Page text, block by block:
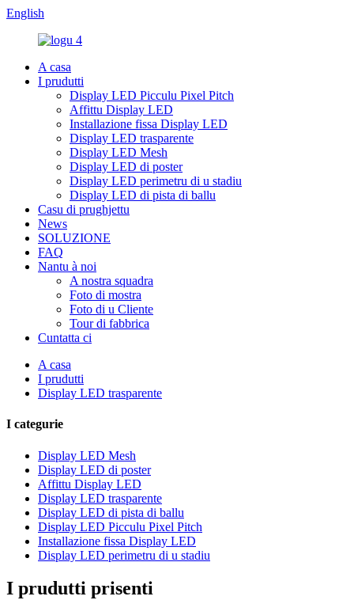
English
A casa
I prudutti
Display LED Picculu Pixel Pitch
Affittu Display LED
Installazione fissa Display LED
Display LED trasparente
Display LED Mesh
Display LED di poster
Display LED perimetru di u stadiu
Display LED di pista di ballu
Casu di prughjettu
News
SOLUZIONE
FAQ
Nantu à noi
A nostra squadra
Foto di mostra
Foto di u Cliente
Tour di fabbrica
Cuntatta ci
A casa
I prudutti
Display LED trasparente
I categurie
Display LED Mesh
Display LED di poster
Affittu Display LED
Display LED trasparente
Display LED di pista di ballu
Display LED Picculu Pixel Pitch
Installazione fissa Display LED
Display LED perimetru di u stadiu
I prudutti prisenti